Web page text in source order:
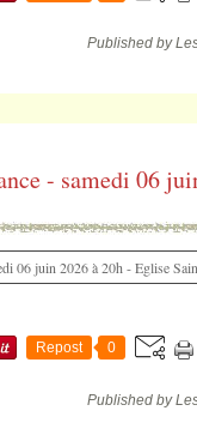
Published by
- samedi 06
Repost 0
Published by